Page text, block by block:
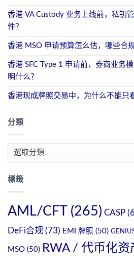
香港 VA Custody 业务上线前，私钥
件？
香港 MSO 申请预算怎么估，哪些合
香港 SFC Type 1 申请前，券商业务
明什么？
香港现成牌照交易中，为什么不能只
分類
標籤
AML/CFT (265) CASP
DeFi合规 (73) EMI 牌照 (50)
MSO (50) RWA / 代币化资